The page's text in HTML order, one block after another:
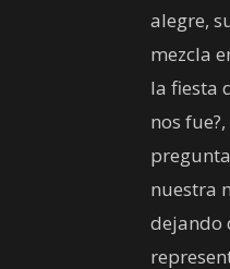
alegre,
mezcla
la fiesta
nos
nuestra
dejando